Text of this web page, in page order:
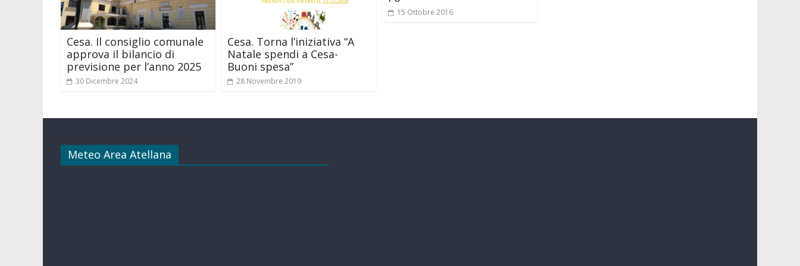
Cesa. Il consiglio comunale
approva il bilancio di
previsione per l’anno 2025
30 Dicembre 2024
Cesa. Torna l’iniziativa “A
Natale spendi a Cesa-
Buoni spesa”
28 Novembre 2019
15 Ottobre 2016
Meteo Area Atellana